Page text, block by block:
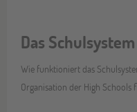
Das
Wie funktioniert das
Organisation der High Schools